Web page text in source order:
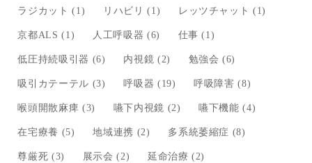
ラジカット (1) リハビリ (1) レッツチャット (1)
京都ALS (1) 人工呼吸器 (6) 仕事 (1)
低圧持続吸引器 (6) 内視鏡 (2) 勉強会 (6)
吸引カテーテル (3) 呼吸器 (19) 呼吸障害 (8)
喉頭開散麻痺 (3) 嚥下内視鏡 (2) 嚥下機能 (4)
在宅療養 (5) 地域連携 (2) 多系統萎縮症 (8)
尊厳死 (3) 展示会 (2) 延命治療 (2)